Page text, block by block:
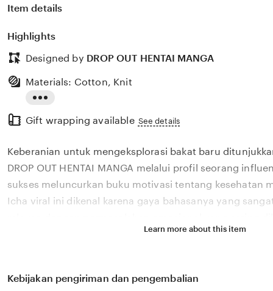
Item details
Highlights
Designed by DROP OUT HENTAI MANGA
the
description
Materials: Cotton, Knit
Gift wrapping available See details
Keberanian untuk mengeksplorasi bakat baru
DROP OUT HENTAI MANGA melalui profil seorang
sukses meluncurkan buku motivasi tentang kesehatan
Icha viral ini dikenal karena gaya bahasanya yang
di tahun 2026. Melalui sistem 🎯 yang kami
DROP OUT HENTAI MANGA percaya bahwa
Learn more about this item
Kebijakan pengiriman dan pengembalian